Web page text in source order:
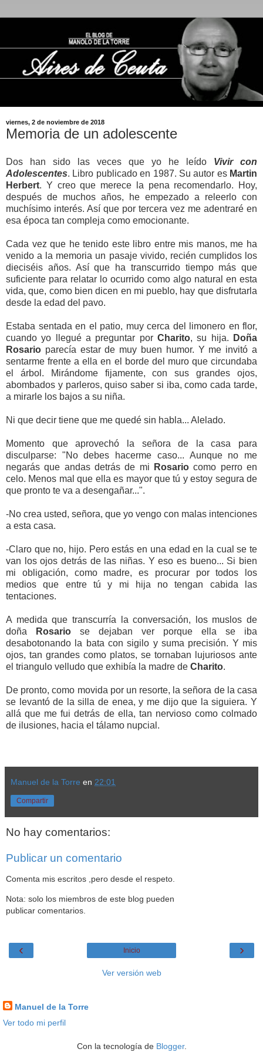
viernes, 2 de noviembre de 2018
Memoria de un adolescente
Dos han sido las veces que yo he leído Vivir con
Adolescentes. Libro publicado en 1987. Su autor es Martin
Herbert. Y creo que merece la pena recomendarlo. Hoy,
después de muchos años, he empezado a releerlo con
muchísimo interés. Así que por tercera vez me adentraré en
esa época tan compleja como emocionante.
Cada vez que he tenido este libro entre mis manos, me ha
venido a la memoria un pasaje vivido, recién cumplidos los
dieciséis años. Así que ha transcurrido tiempo más que
suficiente para relatar lo ocurrido como algo natural en esta
vida, que, como bien dicen en mi pueblo, hay que disfrutarla
desde la edad del pavo.
Estaba sentada en el patio, muy cerca del limonero en flor,
cuando yo llegué a preguntar por Charito, su hija. Doña
Rosario parecía estar de muy buen humor. Y me invitó a
sentarme frente a ella en el borde del muro que circundaba
el árbol. Mirándome fijamente, con sus grandes ojos,
abombados y parleros, quiso saber si iba, como cada tarde,
a mirarle los bajos a su niña.
Ni que decir tiene que me quedé sin habla... Alelado.
Momento que aprovechó la señora de la casa para
disculparse: "No debes hacerme caso... Aunque no me
negarás que andas detrás de mi
Rosario como perro en
celo. Menos mal que ella es mayor que tú y estoy segura de
que pronto te va a desengañar...".
-No crea usted, señora, que yo vengo con malas intenciones
a esta casa.
-Claro que no, hijo. Pero estás en una edad en la cual se te
van los ojos detrás de las niñas. Y eso es bueno... Si bien
mi obligación, como madre, es procurar por todos los
medios que entre tú y mi hija no tengan cabida las
tentaciones.
A medida que transcurría la conversación, los muslos de
doña
Rosario se dejaban ver porque ella se iba
desabotonando la bata con sigilo y suma precisión. Y mis
ojos, tan grandes como platos, se tornaban lujuriosos ante
el triangulo velludo que exhibía la madre de Charito.
De pronto, como movida por un resorte, la señora de la casa
se levantó de la silla de enea, y me dijo que la siguiera. Y
allá que me fui detrás de ella, tan nervioso como colmado
de ilusiones, hacia el tálamo nupcial.
Manuel de la Torre en 22:01
Compartir
No hay comentarios:
Publicar un comentario
Comenta mis escritos ,pero desde el respeto.
Nota: solo los miembros de este blog pueden
publicar comentarios.
‹ ›
Inicio
Ver versión web
Manuel de la Torre
Ver todo mi perfil
Con la tecnología de Blogger.